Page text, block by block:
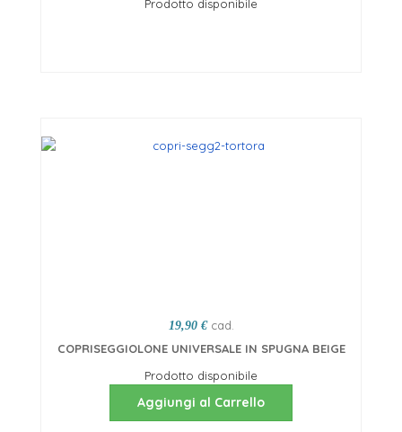
Prodotto disponibile
19,90 € cad.
COPRISEGGIOLONE UNIVERSALE IN SPUGNA BEIGE
Prodotto disponibile
Aggiungi al Carrello